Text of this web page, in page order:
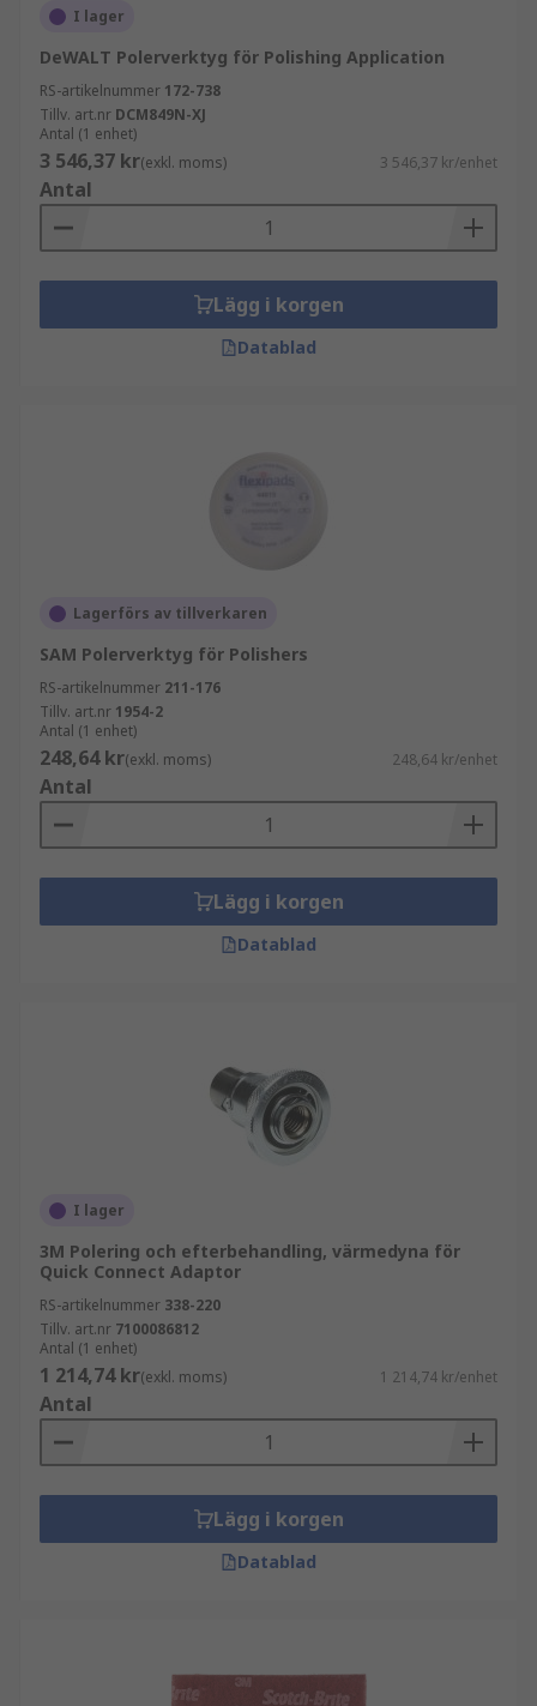
I lager
DeWALT Polerverktyg för Polishing Application
RS-artikelnummer 172-738
Tillv. art.nr DCM849N-XJ
Antal (1 enhet)
3 546,37 kr(exkl. moms) 3 546,37 kr/enhet
Antal
Lägg i korgen
Datablad
Lagerförs av tillverkaren
SAM Polerverktyg för Polishers
RS-artikelnummer 211-176
Tillv. art.nr 1954-2
Antal (1 enhet)
248,64 kr(exkl. moms) 248,64 kr/enhet
Antal
Lägg i korgen
Datablad
I lager
3M Polering och efterbehandling, värmedyna för
Quick Connect Adaptor
RS-artikelnummer 338-220
Tillv. art.nr 7100086812
Antal (1 enhet)
1 214,74 kr(exkl. moms) 1 214,74 kr/enhet
Antal
Lägg i korgen
Datablad